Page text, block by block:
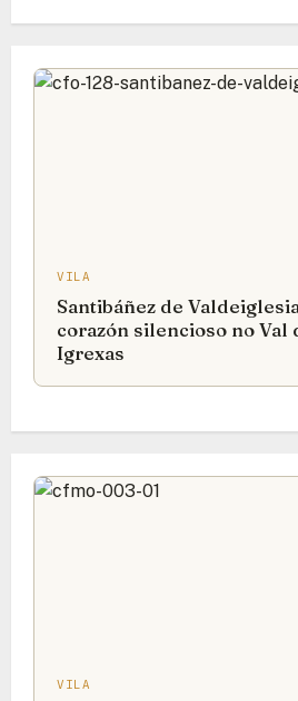
VILA
Santibáñez de
corazón silencioso no Val
Igrexas
VILA